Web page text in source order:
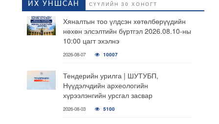
ИХ УНШСАН СҮҮЛИЙН 30 ХОНОГТ
Хяналтын тоо үлдсэн хөтөлбөрүүдийн
нөхөн элсэлтийн бүртгэл 2026.08.10-ны
10:00 цагт эхэлнэ
2026-08-07 10007
Тендерийн урилга | ШУТУБП,
Нүүдэлчдийн археологийн
хүрээлэнгийн урсгал засвар
2026-08-03 5100